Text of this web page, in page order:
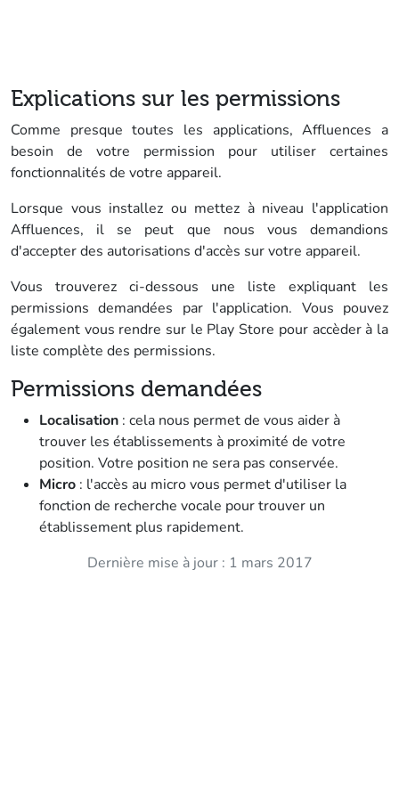
Explications sur les permissions
Comme presque toutes les applications, Affluences a
besoin de votre permission pour utiliser certaines
fonctionnalités de votre appareil.
Lorsque vous installez ou mettez à niveau l'application
Affluences, il se peut que nous vous demandions
d'accepter des autorisations d'accès sur votre appareil.
Vous trouverez ci-dessous une liste expliquant les
permissions demandées par l'application. Vous pouvez
également vous rendre sur le Play Store pour accèder à la
liste complète des permissions.
Permissions demandées
Localisation : cela nous permet de vous aider à
trouver les établissements à proximité de votre
position. Votre position ne sera pas conservée.
Micro : l'accès au micro vous permet d'utiliser la
fonction de recherche vocale pour trouver un
établissement plus rapidement.
Dernière mise à jour : 1 mars 2017